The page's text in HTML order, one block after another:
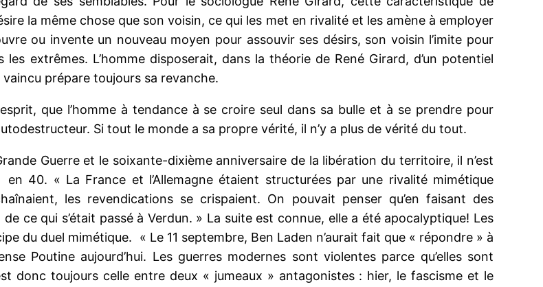
la même chose que son voisin, ce qui les met en rivalité et les amène à employer
ou invente un nouveau moyen pour assouvir ses désirs, son voisin l’imite pour
extrêmes. L’homme disposerait, dans la théorie de René Girard, d’un potentiel
prépare toujours sa revanche.
que l’homme à tendance à se croire seul dans sa bulle et à se prendre pour
Si tout le monde a sa propre vérité, il n’y a plus de vérité du tout.
Guerre et le soixante-dixième anniversaire de la libération du territoire, il n’est
40. « La France et l’Allemagne étaient structurées par une rivalité mimétique
les revendications se crispaient. On pouvait penser qu’en faisant des
ce qui s’était passé à Verdun. » La suite est connue, elle a été apocalyptique! Les
du duel mimétique. « Le 11 septembre, Ben Laden n’aurait fait que « répondre » à
Poutine aujourd’hui. Les guerres modernes sont violentes parce qu’elles sont
donc toujours celle entre deux « jumeaux » antagonistes : hier, le fascisme et le